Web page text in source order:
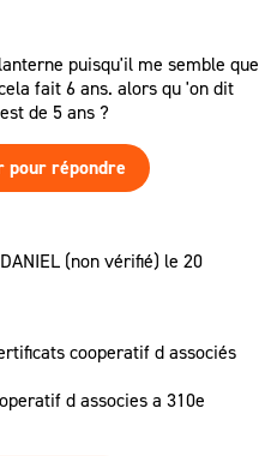
puisqu'il me semble que
fait 6 ans. alors qu 'on dit
de 5 ans ?
pour répondre
(non vérifié) le 20
cooperatif d associés
d associes a 310e